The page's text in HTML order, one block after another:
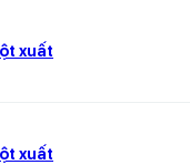
xuất
xuất